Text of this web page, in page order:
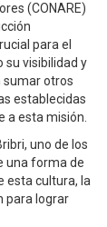
(CONARE)
para el
su visibilidad y
sumar otros
establecidas
a esta misión.
uno de los
una forma de
esta cultura, la
para lograr